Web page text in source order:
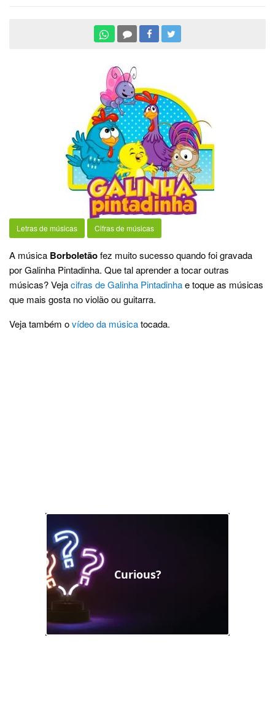
Letras de músicas Cifras de músicas
A música Borboletãofez muito sucesso quando foi gravada
por Galinha Pintadinha. Que tal aprender a tocar outras
músicas? Vejacifras de Galinha Pintadinhae toque as músicas
que mais gosta no violão ou guitarra.
Veja também ovídeo da músicatocada.